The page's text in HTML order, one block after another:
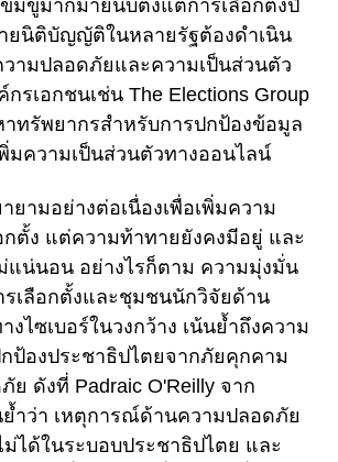
มขู่มากมายนับตั้งแต่การเลือกตั้งปี
ยนิติบัญญัติในหลายรัฐต้องดำเนิน
วามปลอดภัยและความเป็นส่วนตัว
กรเอกชนเช่น The Elections Group
าทรัพยากรสำหรับการปกป้องข้อมูล
มความเป็นส่วนตัวทางออนไลน์
ยามอย่างต่อเนื่องเพื่อเพิ่มความ
กตั้ง แต่ความท้าทายยังคงมีอยู่ และ
แน่นอน อย่างไรก็ตาม ความมุ่งมั่น
รเลือกตั้งและชุมชนนักวิจัยด้าน
ไซเบอร์ในวงกว้าง เน้นย้ำถึงความ
ป้องประชาธิปไตยจากภัยคุกคาม
ย ดังที่ Padraic O'Reilly จาก
ย้ำว่า เหตุการณ์ด้านความปลอดภัย
ม่ได้ในระบอบประชาธิปไตย และ